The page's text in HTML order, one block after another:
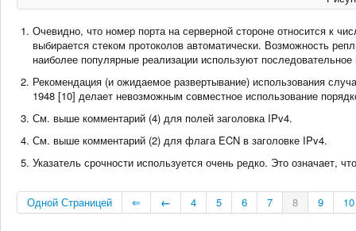
Очевидно, что номер порта на серверной стороне относится к
выбирается стеком протоколов автоматически. Возможность
наиболее популярные реализации используют
Рекомендация (и ожидаемое развертывание) использования
1948 [10] делает невозможным совместное использование
См. выше комментарий (4) для полей заголовка IPv4.
См. выше комментарий (2) для флага ECN в заголовке IPv4.
Указатель срочности используется очень редко. Это означает,
Одной Страницей ⇐ ← 4 5 6 7 8 9 10